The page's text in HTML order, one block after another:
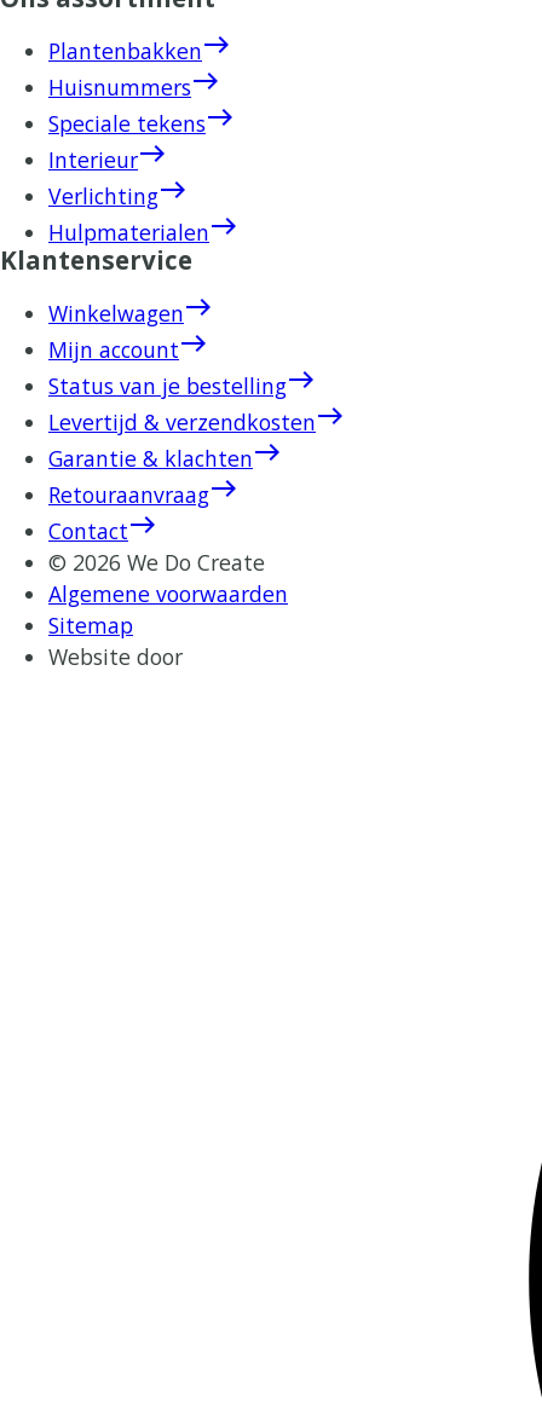
Plantenbakkeneast
Huisnummerseast
Speciale tekenseast
Interieureast
Verlichtingeast
Hulpmaterialeneast
Klantenservice
Winkelwageneast
Mijn accounteast
Status van je bestellingeast
Levertijd & verzendkosteneast
Garantie & klachteneast
Retouraanvraageast
Contacteast
© 2026 We Do Create
Algemene voorwaarden
Sitemap
Website door